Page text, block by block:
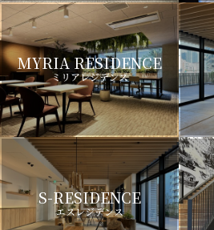
MYRIA RESIDENCE
ミリアレジデンス
S-RESIDENCE
エスレジデンス